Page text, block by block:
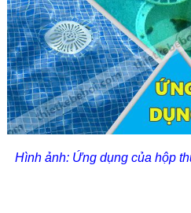
Hình ảnh: Ứng dụng của hộp